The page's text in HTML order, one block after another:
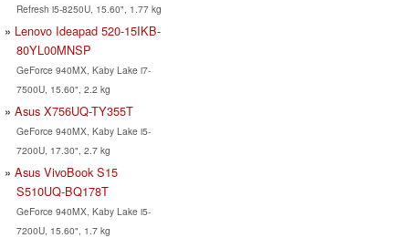
Refresh i5-8250U, 15.60", 1.77 kg
Lenovo Ideapad 520-15IKB-
80YL00MNSP
GeForce 940MX, Kaby Lake i7-
7500U, 15.60", 2.2 kg
Asus X756UQ-TY355T
GeForce 940MX, Kaby Lake i5-
7200U, 17.30", 2.7 kg
Asus VivoBook S15
S510UQ-BQ178T
GeForce 940MX, Kaby Lake i5-
7200U, 15.60", 1.7 kg